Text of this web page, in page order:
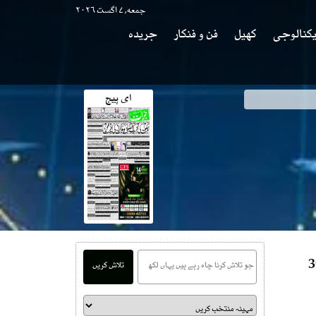
جمعه, ۷ اگست ۲۰۲۶
کھیل فن و فنکار
جریدہ
ای پیج
سمیت 30
تلاش کریں